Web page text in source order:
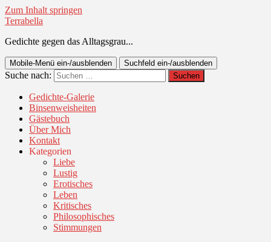
Zum Inhalt springen
Terrabella
Gedichte gegen das Alltagsgrau...
Mobile-Menü ein-/ausblenden Suchfeld ein-/ausblenden
Suche nach:
Gedichte-Galerie
Binsenweisheiten
Gästebuch
Über Mich
Kontakt
Kategorien
Liebe
Lustig
Erotisches
Leben
Kritisches
Philosophisches
Stimmungen